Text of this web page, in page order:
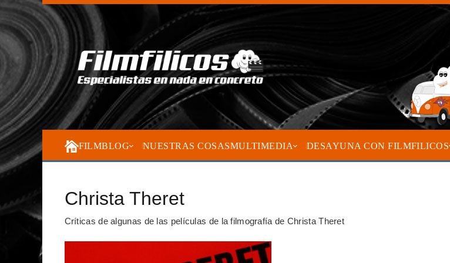
FILMBLOG NUESTRAS COSASMULTIMEDIA DESAYUNA CON FILMFILICOS
Christa Theret
Críticas de algunas de las películas de la filmografía de Christa Theret